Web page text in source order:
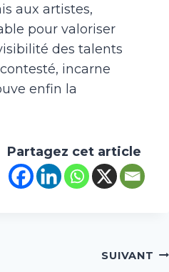
aux artistes,
pour valoriser
des talents
incarne
enfin la
Partagez cet article
SUIVANT